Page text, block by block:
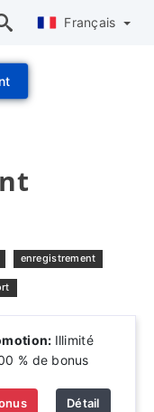
Français
enregistrement
Illimité
% de bonus
Détail